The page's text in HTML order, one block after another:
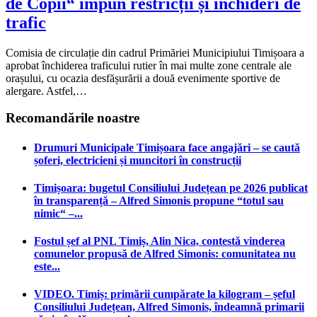
trafic
Comisia de circulație din cadrul Primăriei Municipiului Timișoara a
aprobat închiderea traficului rutier în mai multe zone centrale ale
orașului, cu ocazia desfășurării a două evenimente sportive de
alergare. Astfel,…
Recomandările noastre
Drumuri Municipale Timișoara face angajări – se caută
șoferi, electricieni și muncitori în construcții
Timișoara: bugetul Consiliului Județean pe 2026 publicat
în transparență – Alfred Simonis propune “totul sau
nimic“ –...
Fostul șef al PNL Timiș, Alin Nica, contestă vinderea
comunelor propusă de Alfred Simonis: comunitatea nu
este...
VIDEO. Timiș: primării cumpărate la kilogram – șeful
Consiliului Județean, Alfred Simonis, îndeamnă primarii